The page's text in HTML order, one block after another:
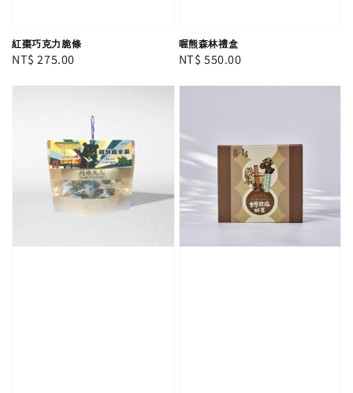
紅棗巧克力脆條
Regular
NT$ 275.00
喔熊森林禮盒
Regular
NT$ 550.00